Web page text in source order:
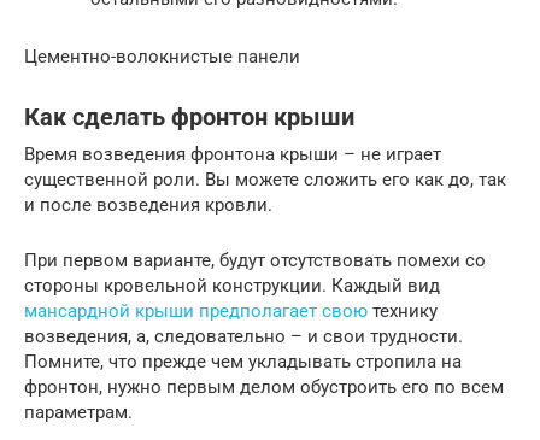
Цементно-волокнистые панели
Как сделать фронтон крыши
Время возведения фронтона крыши – не играет
существенной роли. Вы можете сложить его как до, так
и после возведения кровли.
При первом варианте, будут отсутствовать помехи со
стороны кровельной конструкции. Каждый вид
мансардной крыши предполагает свою технику
возведения, а, следовательно – и свои трудности.
Помните, что прежде чем укладывать стропила на
фронтон, нужно первым делом обустроить его по всем
параметрам.